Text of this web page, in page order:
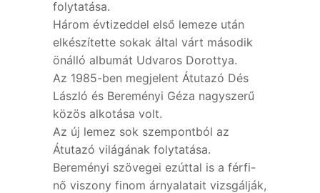
folytatása.
Három évtizeddel első lemeze után
elkészítette sokak által várt második
önálló albumát Udvaros Dorottya.
Az 1985-ben megjelent Átutazó Dés
László és Bereményi Géza nagyszerű
közös alkotása volt.
Az új lemez sok szempontból az
Átutazó világának folytatása.
Bereményi szövegei ezúttal is a férfi-
nő viszony finom árnyalatait vizsgálják,